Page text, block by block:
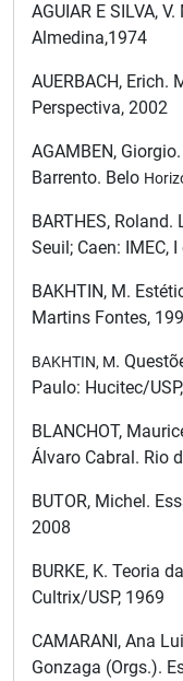
AGUIAR E SILVA,
Almedina,1974
AUERBACH, Erich.
Perspectiva, 2002
AGAMBEN,
Barrento. Belo
BARTHES,
Seuil; Caen: IMEC, I
BAKHTIN, M.
Martins Fontes,
BAKHTIN, M.
Paulo: Hucitec/
BLANCHOT,
Álvaro Cabral. Rio
BUTOR, Michel.
2008
BURKE, K. Teoria
Cultrix/USP, 1969
CAMARANI, Ana
Gonzaga (Orgs.).